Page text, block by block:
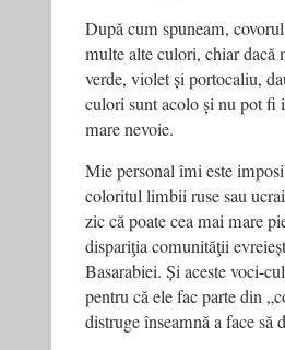
După cum spuneam,
multe alte culori, chiar dacă
verde, violet și portocaliu,
culori sunt acolo și nu pot fi
mare nevoie.
Mie personal îmi este
coloritul limbii ruse sau
zic că poate cea mai mare
dispariţia comunităţii
Basarabiei. Și aceste voci-
pentru că ele fac parte din
distruge înseamnă a face să